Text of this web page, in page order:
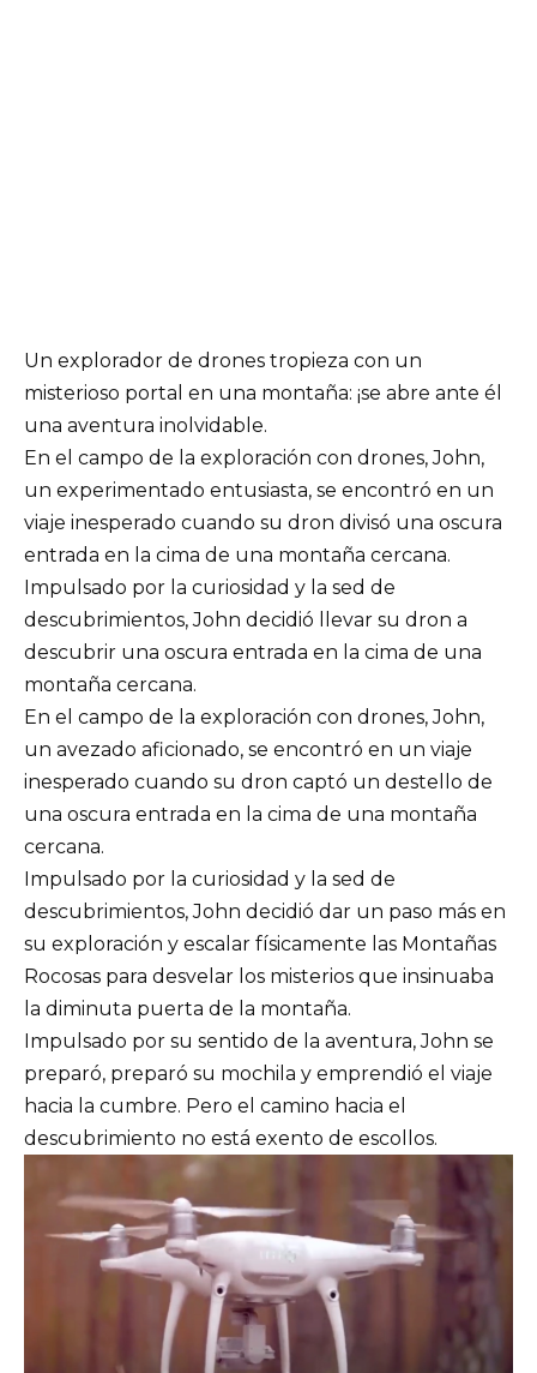
Un explorador de drones tropieza con un
misterioso portal en una montaña: ¡se abre ante él
una aventura inolvidable.
En el campo de la exploración con drones, John,
un experimentado entusiasta, se encontró en un
viaje inesperado cuando su dron divisó una oscura
entrada en la cima de una montaña cercana.
Impulsado por la curiosidad y la sed de
descubrimientos, John decidió llevar su dron a
descubrir una oscura entrada en la cima de una
montaña cercana.
En el campo de la exploración con drones, John,
un avezado aficionado, se encontró en un viaje
inesperado cuando su dron captó un destello de
una oscura entrada en la cima de una montaña
cercana.
Impulsado por la curiosidad y la sed de
descubrimientos, John decidió dar un paso más en
su exploración y escalar físicamente las Montañas
Rocosas para desvelar los misterios que insinuaba
la diminuta puerta de la montaña.
Impulsado por su sentido de la aventura, John se
preparó, preparó su mochila y emprendió el viaje
hacia la cumbre. Pero el camino hacia el
descubrimiento no está exento de escollos.